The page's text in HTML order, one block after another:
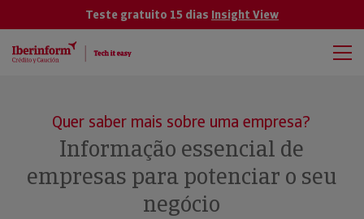
Teste gratuito 15 dias Insight View
Quer saber mais sobre uma empresa?
Informação essencial de
empresas para potenciar o seu
negócio